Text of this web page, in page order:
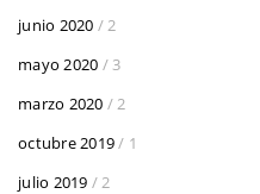
junio 2020 / 2
mayo 2020 / 3
marzo 2020 / 2
octubre 2019/ 1
julio 2019 / 2